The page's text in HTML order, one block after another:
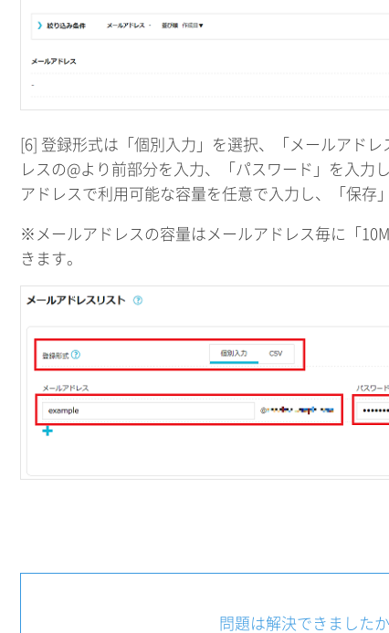
[6] 登録形式は「個別入力」を選択、「メールアド
レスの@より前部分を入力、「パスワード」を入力
アドレスで利用可能な容量を任意で入力し、「保存
※メールアドレスの容量はメールアドレス毎に「
きます。
問題は解決できました